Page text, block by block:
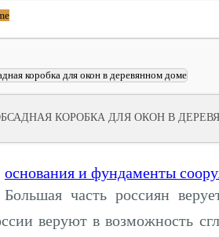
КОРОБКА ДЛЯ ОКОН В
основания и фундаменты
Большая часть россиян
веруют в возможность